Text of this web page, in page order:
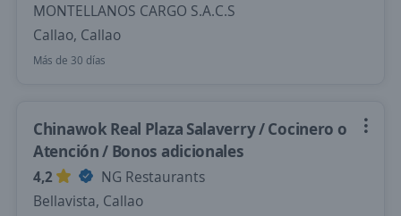
MONTELLANOS CARGO S.A.C.S
Callao, Callao
Más de 30 días
Chinawok Real Plaza Salaverry / Cocinero o
Atención / Bonos adicionales
4,2
NG Restaurants
Bellavista, Callao